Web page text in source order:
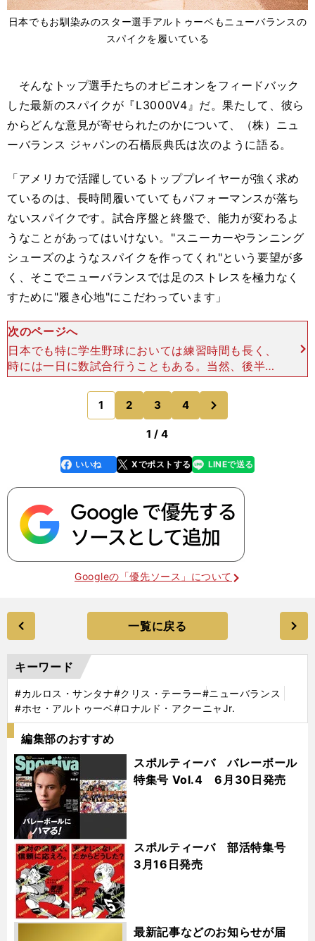
日本でもお馴染みのスター選手アルトゥーベもニューバランスの
スパイクを履いている
そんなトップ選手たちのオピニオンをフィードバック
した最新のスパイクが『L3000V4』だ。果たして、彼ら
からどんな意見が寄せられたのかについて、（株）ニュ
ーバランス ジャパンの石橋辰典氏は次のように語る。
「アメリカで活躍しているトッププレイヤーが強く求め
ているのは、長時間履いていてもパフォーマンスが落ち
ないスパイクです。試合序盤と終盤で、能力が変わるよ
うなことがあってはいけない。"スニーカーやランニング
シューズのようなスパイクを作ってくれ"という要望が多
く、そこでニューバランスでは足のストレスを極力なく
すために"履き心地"にこだわっています」
次のページへ
日本でも特に学生野球においては練習時間も長く、
時には一日に数試合行うこともある。当然、後半の
方になると足には疲労が蓄積し、時には痛みなども
ともない、思うように動かなくなってしまう。「そ
うならないため
1 2 3 4
のページへ
1 / 4
faceboo
k
いいね Xでポストする
line LINEで送る
Googleの「優先ソース」について
一覧に戻る
キーワード
#カルロス・サンタナ#クリス・テーラー#ニューバランス
#ホセ・アルトゥーベ#ロナルド・アクーニャJr.
編集部のおすすめ
スポルティーバ バレーボール
特集号 Vol.4 6月30日発売
スポルティーバ 部活特集号
3月16日発売
最新記事などのお知らせが届